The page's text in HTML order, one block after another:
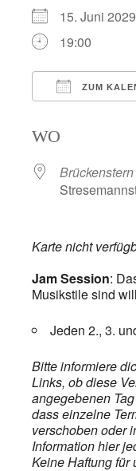
15. Juni
19:00
ZUM
WO
Brückenstern
Karte nicht
Jam Session:
Musikstile sind
Jeden 2., 3.
Bitte informiere
Links, ob diese
angegebenen
dass einzelne
verschoben oder
Information hier
Keine Haftung für